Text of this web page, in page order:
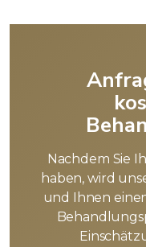
Nachdem Sie
haben, wird
und Ihnen